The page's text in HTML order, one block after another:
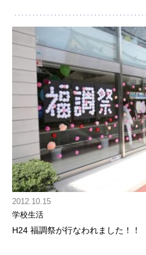
2012.10.15
学校生活
H24 福調祭が行なわれました！！